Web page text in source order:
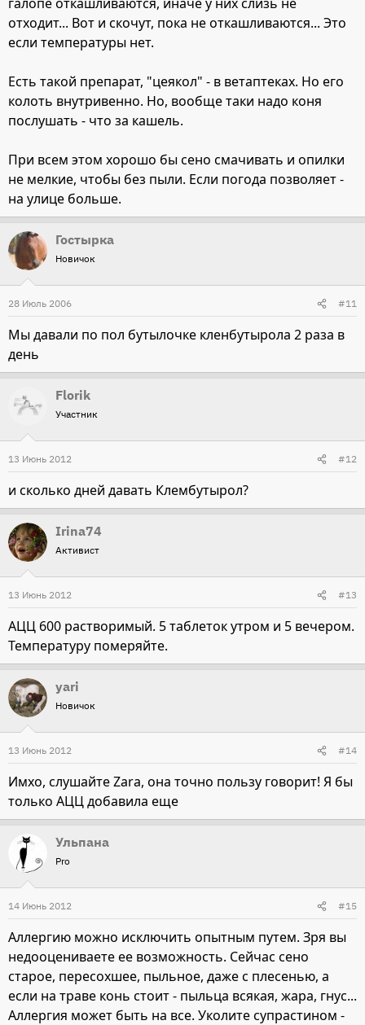
отходит... Вот и скочут, пока не откашливаются... Это
если температуры нет.
Есть такой препарат, "цеякол" - в ветаптеках. Но его
колоть внутривенно. Но, вообще таки надо коня
послушать - что за кашель.
При всем этом хорошо бы сено смачивать и опилки
не мелкие, чтобы без пыли. Если погода позволяет -
на улице больше.
Гостырка
Новичок
28 Июль 2006 #11
Мы давали по пол бутылочке кленбутырола 2 раза в
день
Florik
Участник
13 Июнь 2012 #12
и сколько дней давать Клембутырол?
Irina74
Активист
13 Июнь 2012 #13
АЦЦ 600 растворимый. 5 таблеток утром и 5 вечером.
Температуру померяйте.
yari
Новичок
13 Июнь 2012 #14
Имхо, слушайте Zara, она точно пользу говорит! Я бы
только АЦЦ добавила еще
Ульпана
Pro
14 Июнь 2012 #15
Аллергию можно исключить опытным путем. Зря вы
недооцениваете ее возможность. Сейчас сено
старое, пересохшее, пыльное, даже с плесенью, а
если на траве конь стоит - пыльца всякая, жара, гнус...
Аллергия может быть на все. Уколите супрастином -